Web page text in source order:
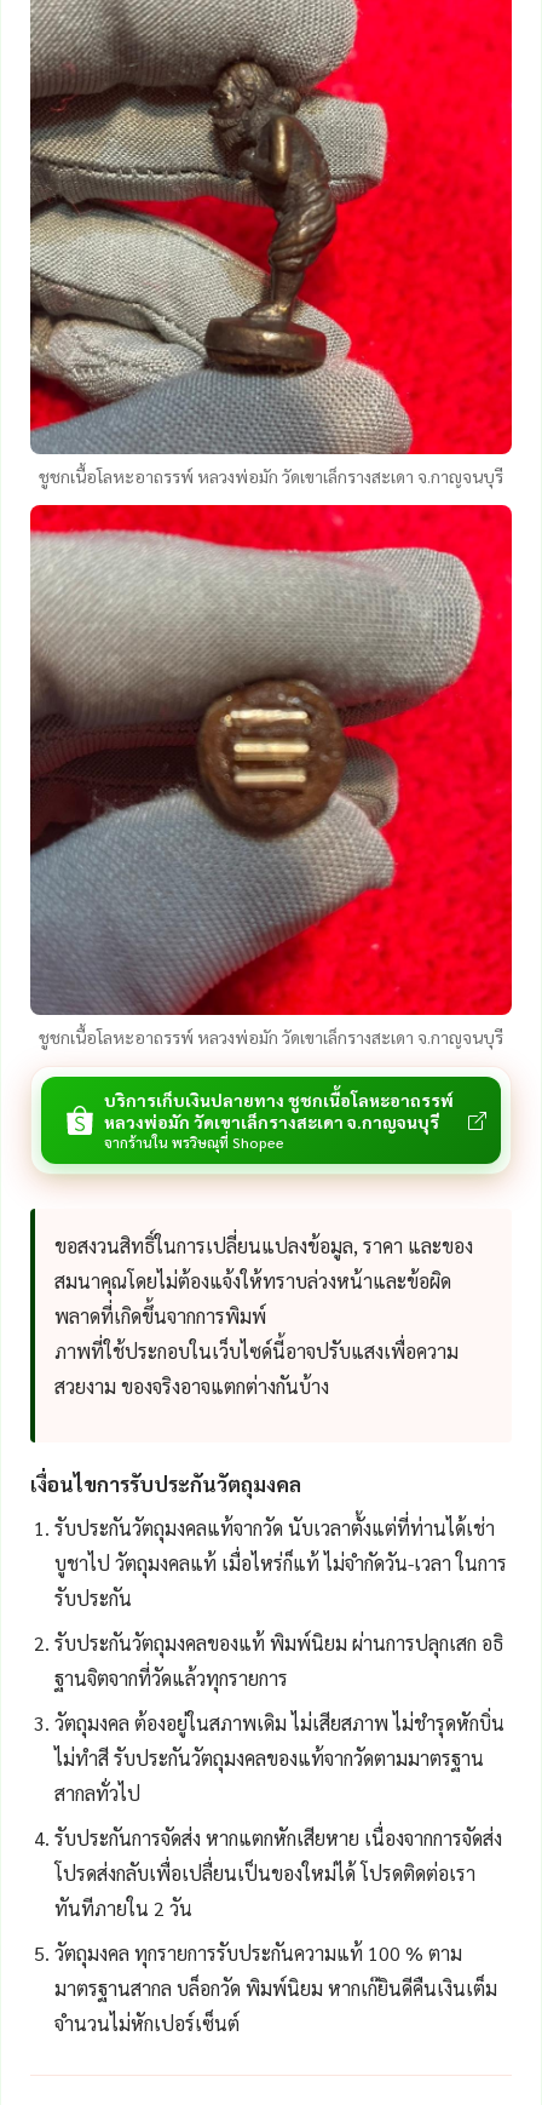
ชูชกเนื้อโลหะอาถรรพ์ หลวงพ่อมัก วัดเขาเล็กรางสะเดา จ.กาญจนบุรี
ชูชกเนื้อโลหะอาถรรพ์ หลวงพ่อมัก วัดเขาเล็กรางสะเดา จ.กาญจนบุรี
บริการเก็บเงินปลายทาง ชูชกเนื้อโลหะอาถรรพ์
หลวงพ่อมัก วัดเขาเล็กรางสะเดา จ.กาญจนบุรี
จากร้านใน พรวิษณุที่ Shopee
ขอสงวนสิทธิ์ในการเปลี่ยนแปลงข้อมูล, ราคา และของ
สมนาคุณโดยไม่ต้องแจ้งให้ทราบล่วงหน้าและข้อผิด
พลาดที่เกิดขึ้นจากการพิมพ์
ภาพที่ใช้ประกอบในเว็บไซด์นี้อาจปรับแสงเพื่อความ
สวยงาม ของจริงอาจแตกต่างกันบ้าง
เงื่อนไขการรับประกันวัตถุมงคล
รับประกันวัตถุมงคลแท้จากวัด นับเวลาตั้งแต่ที่ท่านได้เช่า
บูชาไป วัตถุมงคลแท้ เมื่อไหร่ก็แท้ ไม่จำกัดวัน-เวลา ในการ
รับประกัน
รับประกันวัตถุมงคลของแท้ พิมพ์นิยม ผ่านการปลุกเสก อธิ
ฐานจิตจากที่วัดแล้วทุกรายการ
วัตถุมงคล ต้องอยู่ในสภาพเดิม ไม่เสียสภาพ ไม่ชำรุดหักบิ่น
ไม่ทำสี รับประกันวัตถุมงคลของแท้จากวัดตามมาตรฐาน
สากลทั่วไป
รับประกันการจัดส่ง หากแตกหักเสียหาย เนื่องจากการจัดส่ง
โปรดส่งกลับเพื่อเปลื่ยนเป็นของใหม่ได้ โปรดติดต่อเรา
ทันทีภายใน 2 วัน
วัตถุมงคล ทุกรายการรับประกันความแท้ 100 % ตาม
มาตรฐานสากล บล็อกวัด พิมพ์นิยม หากเก๊ยินดีคืนเงินเต็ม
จำนวนไม่หักเปอร์เซ็นต์